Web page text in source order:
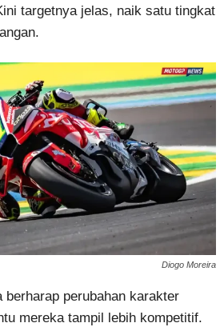
targetnya jelas, naik satu tingkat
Diogo Moreira
berharap perubahan karakter
mereka tampil lebih kompetitif.